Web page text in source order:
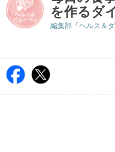
を作るダ
編集部「ヘルス＆